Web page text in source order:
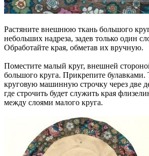
Растяните внешнюю ткань большого
небольших надреза, задев только один
Обработайте края, обметав их вручную.
Поместите малый круг, внешней
большого круга. Прикрепите булавками.
круговую машинную строчку через две
где строчить будет служить края
между слоями малого круга.